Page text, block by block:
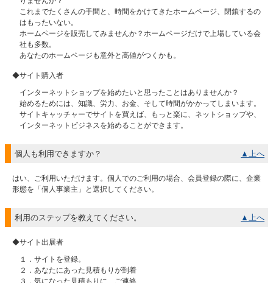
これまでたくさんの手間と、時間をかけてきたホームページ、閉鎖するの
はもったいない。
ホームページを販売してみませんか？ホームページだけで上場している会
社も多数。
あなたのホームページも意外と高値がつくかも。
◆サイト購入者
インターネットショップを始めたいと思ったことはありませんか？
始めるためには、知識、労力、お金、そして時間がかかってしまいます。
サイトキャッチャーでサイトを買えば、もっと楽に、ネットショップや、
インターネットビジネスを始めることができます。
個人も利用できますか？ ▲上へ
はい、ご利用いただけます。個人でのご利用の場合、会員登録の際に、企業
形態を「個人事業主」と選択してください。
利用のステップを教えてください。 ▲上へ
◆サイト出展者
１．サイトを登録。
２．あなたにあった見積もりが到着
３．気になった見積もりに、ご連絡